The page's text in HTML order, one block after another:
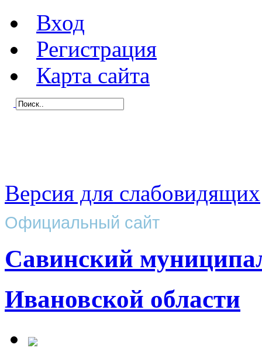
Вход
Регистрация
Карта сайта
Версия для слабовидящих
Официальный сайт
Савинский
Ивановской области